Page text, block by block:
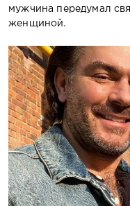
мужчина передумал
женщиной.